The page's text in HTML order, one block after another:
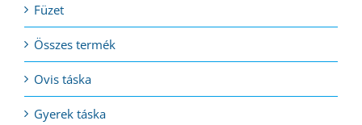
Füzet
Összes termék
Ovis táska
Gyerek táska